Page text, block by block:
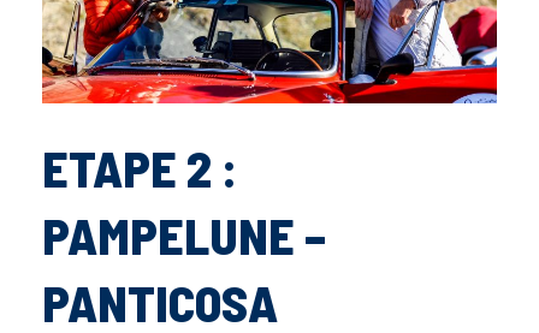
ETAPE 2 :
PAMPELUNE –
PANTICOSA